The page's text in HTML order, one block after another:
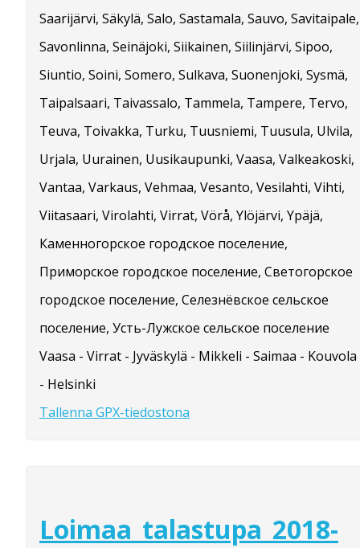
Saarijärvi, Säkylä, Salo, Sastamala, Sauvo, Savitaipale,
Savonlinna, Seinäjoki, Siikainen, Siilinjärvi, Sipoo,
Siuntio, Soini, Somero, Sulkava, Suonenjoki, Sysmä,
Taipalsaari, Taivassalo, Tammela, Tampere, Tervo,
Teuva, Toivakka, Turku, Tuusniemi, Tuusula, Ulvila,
Urjala, Uurainen, Uusikaupunki, Vaasa, Valkeakoski,
Vantaa, Varkaus, Vehmaa, Vesanto, Vesilahti, Vihti,
Viitasaari, Virolahti, Virrat, Vörå, Ylöjärvi, Ypäjä,
Каменногорское городское поселение,
Приморское городское поселение, Светогорское
городское поселение, Селезнёвское сельское
поселение, Усть-Лужское сельское поселение
Vaasa - Virrat - Jyväskylä - Mikkeli - Saimaa - Kouvola
- Helsinki
Tallenna GPX-tiedostona
Loimaa_talastupa_2018-